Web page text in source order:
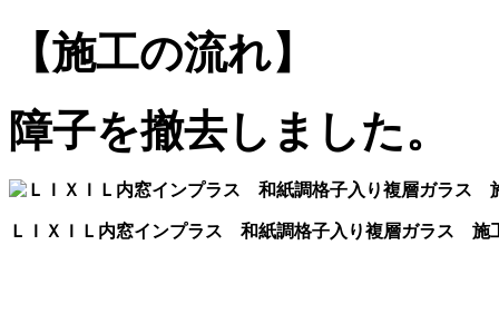
【施工の流れ】
障子を撤去しました。
ＬＩＸＩＬ内窓インプラス 和紙調格子入り複層ガラス